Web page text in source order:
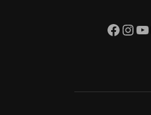
Facebook InstagramYouTube